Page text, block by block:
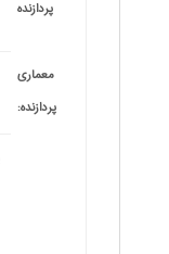
پردازنده
معماری
پردازنده: